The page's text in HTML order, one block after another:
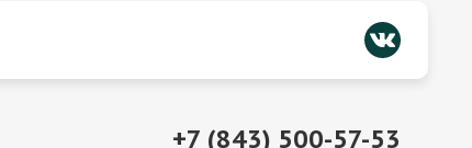
+7 (843) 500-57-53